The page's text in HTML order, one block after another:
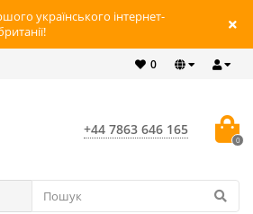
українського інтернет-
0
+44 7863 646 165
0